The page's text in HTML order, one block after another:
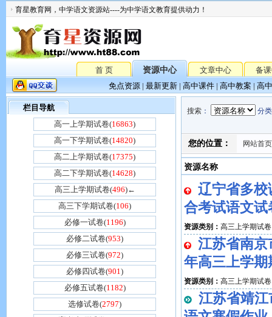
育星教育网，中学语文资源站----为中学语文教育提供动力！
首 页 资源中心 文章中心
备
免点资源| 最新更新| 高中课件| 高中教案| 高
栏目导航
高一上学期试卷(16863)
高一下学期试卷(14820)
高二上学期试卷(17375)
高二下学期试卷(14628)
高三上学期试卷(496)←
高三下学期试卷(106)
必修一试卷(1196)
必修二试卷(953)
必修三试卷(972)
必修四试卷(901)
必修五试卷(1182)
选修试卷(2797)
搜索 ： 分
您的位置： 网站首页
资源名称
辽宁省多校
合考试语文
资源类别： 高三上学期试卷
江苏省南京
年高三上学
资源类别： 高三上学期试卷
江苏省靖